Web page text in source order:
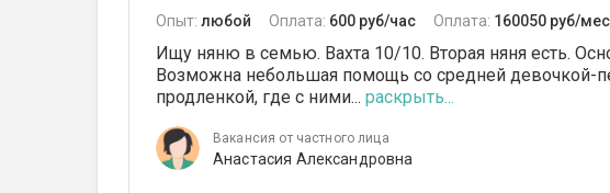
Опыт: любой Оплата: 600 руб/час Оплата: 160050 руб/мес
Ищу няню в семью. Вахта 10/10. Вторая няня есть.
Возможна небольшая помощь со средней девочкой-
продленкой, где с ними... раскрыть...
Вакансия от частного лица
Анастасия Александровна